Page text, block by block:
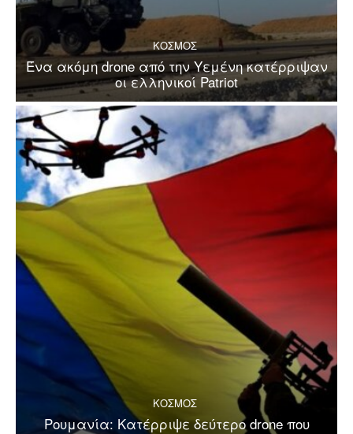
ΚΟΣΜΟΣ
Ένα ακόμη drone από την Υεμένη κατέρριψαν
οι ελληνικοί Patriot
ΚΟΣΜΟΣ
Ρουμανία: Κατέρριψε δεύτερο drone που